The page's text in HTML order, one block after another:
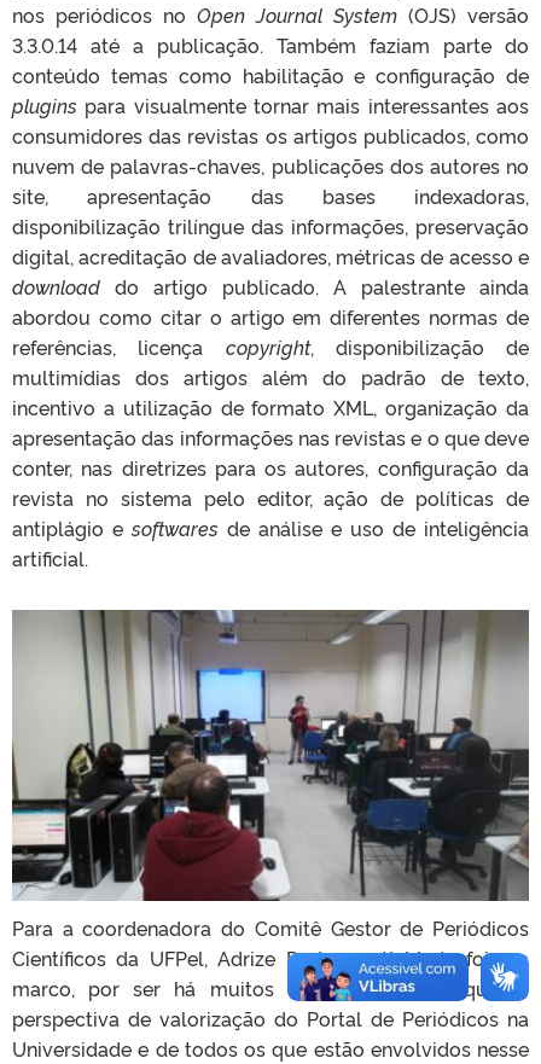
nos periódicos no Open Journal System (OJS) versão
3.3.0.14 até a publicação. Também faziam parte do
conteúdo temas como habilitação e configuração de
plugins para visualmente tornar mais interessantes aos
consumidores das revistas os artigos publicados, como
nuvem de palavras-chaves, publicações dos autores no
site, apresentação das bases indexadoras,
disponibilização trilíngue das informações, preservação
digital, acreditação de avaliadores, métricas de acesso e
download do artigo publicado. A palestrante ainda
abordou como citar o artigo em diferentes normas de
referências, licença copyright, disponibilização de
multimídias dos artigos além do padrão de texto,
incentivo a utilização de formato XML, organização da
apresentação das informações nas revistas e o que deve
conter, nas diretrizes para os autores, configuração da
revista no sistema pelo editor, ação de políticas de
antiplágio esoftwares de análise e uso de inteligência
artificial.
Para a coordenadora do Comitê Gestor de Periódicos
Científicos da UFPel, Adrize Porto, a atividade foi um
marco, por ser há muitos anos almejada enquanto
perspectiva de valorização do Portal de Periódicos na
Universidade e de todos os que estão envolvidos nesse